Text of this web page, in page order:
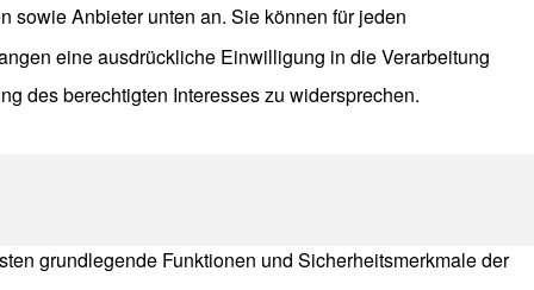
sowie Anbieter unten an. Sie können für jeden
eine ausdrückliche Einwilligung in die Verarbeitung
des berechtigten Interesses zu widersprechen.
grundlegende Funktionen und Sicherheitsmerkmale der